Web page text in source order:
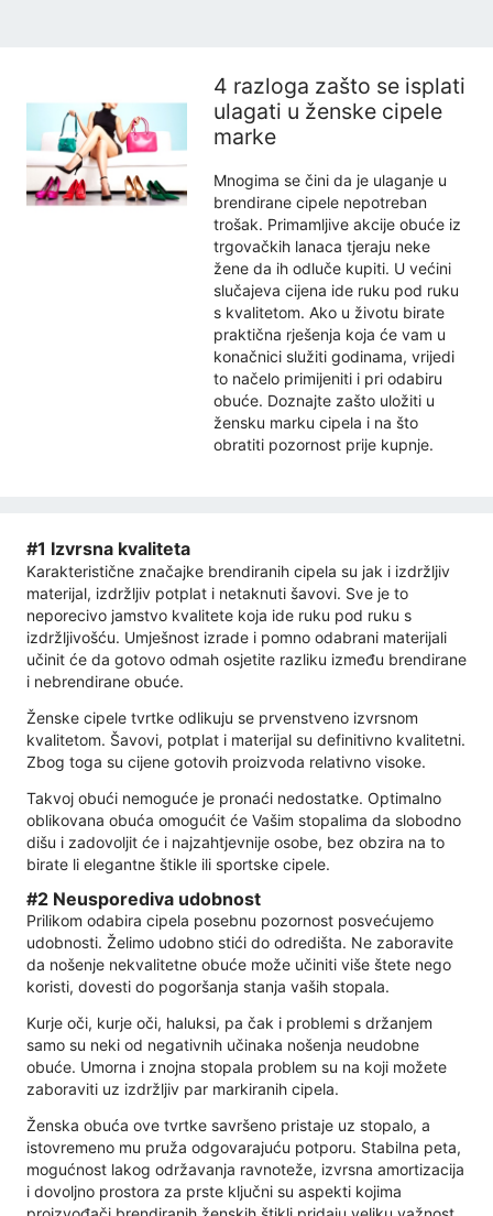
4 razloga zašto se isplati
ulagati u ženske cipele
marke
Mnogima se čini da je ulaganje u
brendirane cipele nepotreban
trošak. Primamljive akcije obuće iz
trgovačkih lanaca tjeraju neke
žene da ih odluče kupiti. U većini
slučajeva cijena ide ruku pod ruku
s kvalitetom. Ako u životu birate
praktična rješenja koja će vam u
konačnici služiti godinama, vrijedi
to načelo primijeniti i pri odabiru
obuće. Doznajte zašto uložiti u
žensku marku cipela i na što
obratiti pozornost prije kupnje.
#1 Izvrsna kvaliteta
Karakteristične značajke brendiranih cipela su jak i izdržljiv
materijal, izdržljiv potplat i netaknuti šavovi. Sve je to
neporecivo jamstvo kvalitete koja ide ruku pod ruku s
izdržljivošću. Umješnost izrade i pomno odabrani materijali
učinit će da gotovo odmah osjetite razliku između brendirane
i nebrendirane obuće.
Ženske cipele tvrtke odlikuju se prvenstveno izvrsnom
kvalitetom. Šavovi, potplat i materijal su definitivno kvalitetni.
Zbog toga su cijene gotovih proizvoda relativno visoke.
Takvoj obući nemoguće je pronaći nedostatke. Optimalno
oblikovana obuća omogućit će Vašim stopalima da slobodno
dišu i zadovoljit će i najzahtjevnije osobe, bez obzira na to
birate li elegantne štikle ili sportske cipele.
#2 Neusporediva udobnost
Prilikom odabira cipela posebnu pozornost posvećujemo
udobnosti. Želimo udobno stići do odredišta. Ne zaboravite
da nošenje nekvalitetne obuće može učiniti više štete nego
koristi, dovesti do pogoršanja stanja vaših stopala.
Kurje oči, kurje oči, haluksi, pa čak i problemi s držanjem
samo su neki od negativnih učinaka nošenja neudobne
obuće. Umorna i znojna stopala problem su na koji možete
zaboraviti uz izdržljiv par markiranih cipela.
Ženska obuća ove tvrtke savršeno pristaje uz stopalo, a
istovremeno mu pruža odgovarajuću potporu. Stabilna peta,
mogućnost lakog održavanja ravnoteže, izvrsna amortizacija
i dovoljno prostora za prste ključni su aspekti kojima